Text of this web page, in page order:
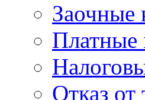
Заочные
Платные
Отказ от